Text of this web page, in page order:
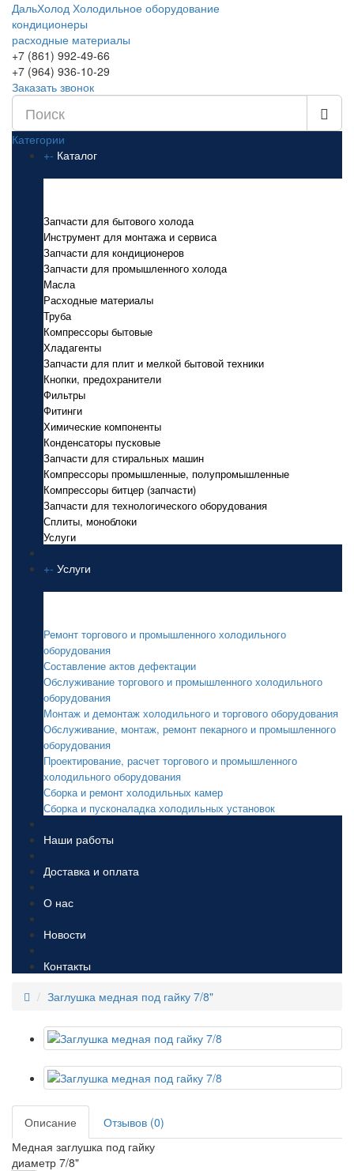
ДальХолод Холодильное оборудование
кондиционеры
расходные материалы
+7 (861) 992-49-66
+7 (964) 936-10-29
Заказать звонок
Категории
+- Каталог
Запчасти для бытового холода
Инструмент для монтажа и сервиса
Запчасти для кондиционеров
Запчасти для промышленного холода
Масла
Расходные материалы
Труба
Компрессоры бытовые
Хладагенты
Запчасти для плит и мелкой бытовой техники
Кнопки, предохранители
Фильтры
Фитинги
Химические компоненты
Конденсаторы пусковые
Запчасти для стиральных машин
Компрессоры промышленные, полупромышленные
Компрессоры битцер (запчасти)
Запчасти для технологического оборудования
Сплиты, моноблоки
Услуги
+- Услуги
Ремонт торгового и промышленного холодильного
оборудования
Составление актов дефектации
Обслуживание торгового и промышленного холодильного
оборудования
Монтаж и демонтаж холодильного и торгового оборудования
Обслуживание, монтаж, ремонт пекарного и промышленного
оборудования
Проектирование, расчет торгового и промышленного
холодильного оборудования
Сборка и ремонт холодильных камер
Сборка и пусконаладка холодильных установок
Наши работы
Доставка и оплата
О нас
Новости
Контакты
Заглушка медная под гайку 7/8"
Описание
Отзывов (0)
Медная заглушка под гайку
диаметр 7/8"